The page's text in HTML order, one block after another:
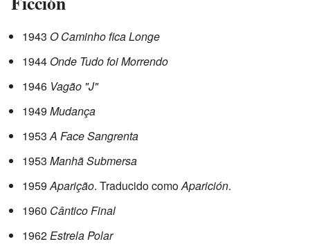
1943 O Caminho fica Longe
1944 Onde Tudo foi Morrendo
1946 Vagão "J"
1949 Mudança
1953A Face Sangrenta
1953 Manhã Submersa
1959Aparição. Traducido comoAparición.
1960 Cântico Final
1962Estrela Polar